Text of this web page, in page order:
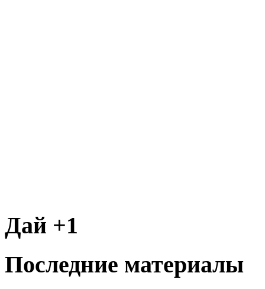
Дай +1
Последние материалы